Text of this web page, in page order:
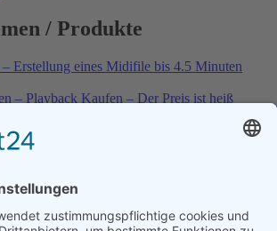
/ Produkte
– Erstellung eines Midifile bis 4.5 Minuten
– Playback Kaufen – Der Preis ist heiß
– Roy Black – Playbacks – Absolute Rarität
– Midifiles kaufen – Ich baue Dein
Erstellung eines Wunschmidifile bis 3.5
TIME Sommerhits als Karaoke-Playbacks –